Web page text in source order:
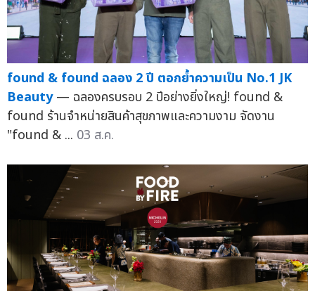
found & found ฉลอง 2 ปี ตอกย้ำความเป็น No.1 JK
Beauty — ฉลองครบรอบ 2 ปีอย่างยิ่งใหญ่! found &
found ร้านจำหน่ายสินค้าสุขภาพและความงาม จัดงาน
"found & ... 03 ส.ค.